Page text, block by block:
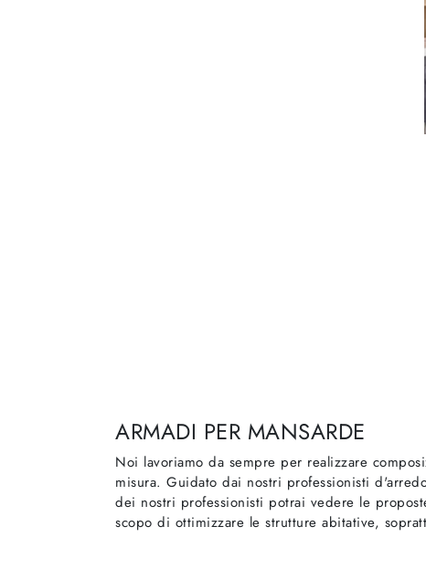
ARMADI PER MANSARDE
Noi lavoriamo da sempre per realizzare
misura. Guidato dai nostri professionisti
dei nostri professionisti potrai vedere le
scopo di ottimizzare le strutture abitative,